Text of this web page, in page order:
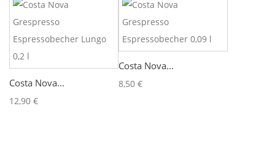
Costa Nova...
12,90 €
Costa Nova...
8,50 €